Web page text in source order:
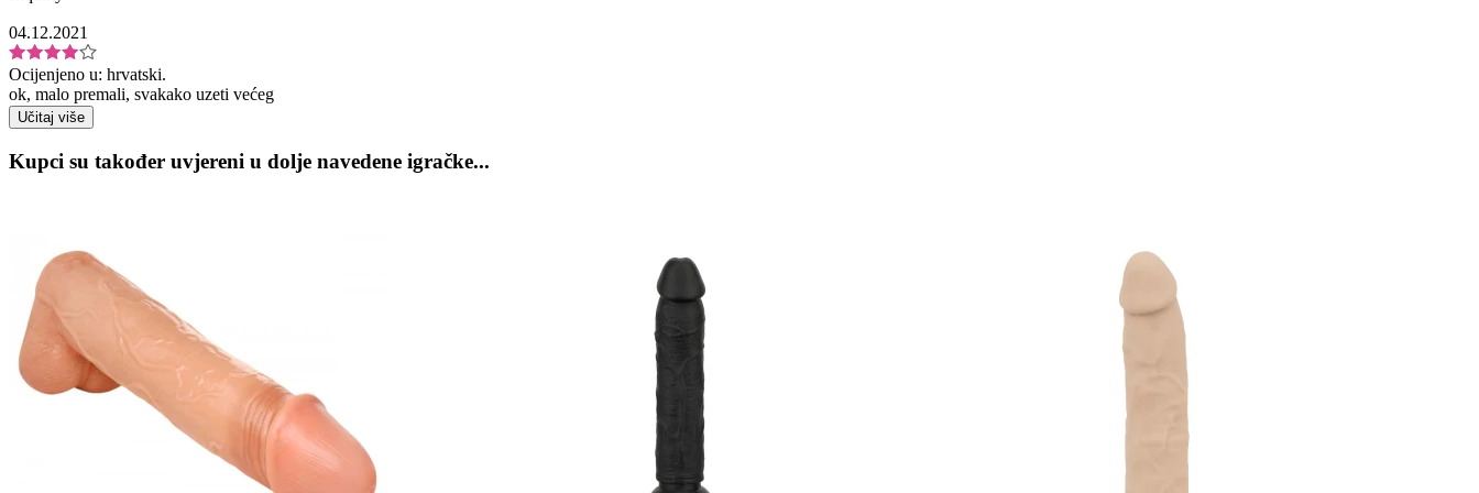
04.12.2021
Ocijenjeno u: hrvatski.
ok, malo premali, svakako uzeti većeg
Učitaj više
Kupci su također uvjereni u dolje navedene igračke...